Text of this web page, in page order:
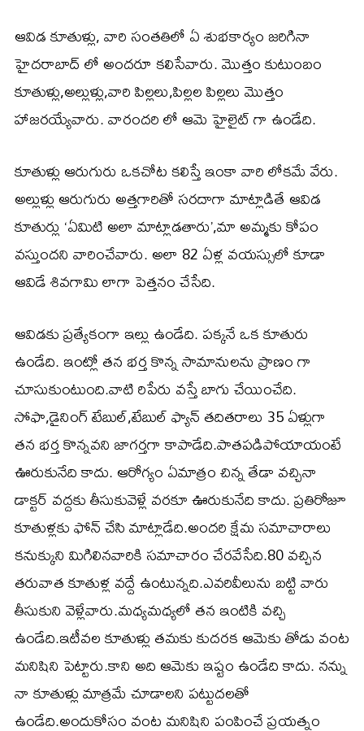
ఆవిడ కూతుళ్లు, వారి సంతతిలో ఏ శుభకార్యం జరిగినా
హైదరాబాద్ లో అందరూ కలిసేవారు. మొత్తం కుటుంబం
కూతుళ్లు,అల్లుళ్లు,వారి పిల్లలు,పిల్లల పిల్లలు మొత్తం
హాజరయ్యేవారు. వారందరి లో ఆమె హైలైట్ గా ఉండేది.
కూతుళ్లు ఆరుగురు ఒకచోట కలిస్తే ఇంకా వారి లోకమే వేరు.
అల్లుళ్లు ఆరుగురు అత్తగారితో సరదాగా మాట్లాడితే ఆవిడ
కూతుర్లు ‘ఏమిటి అలా మాట్లాడతారు’,మా అమ్మకు కోపం
వస్తుందని వారించేవారు. అలా 82 ఏళ్ల వయస్సులో కూడా
ఆవిడే శివగామి లాగా పెత్తనం చేసేది.
ఆవిడకు ప్రత్యేకంగా ఇల్లు ఉండేది. పక్కనే ఒక కూతురు
ఉండేది. ఇంట్లో తన భర్త కొన్న సామానులను ప్రాణం గా
చూసుకుంటుంది.వాటి రిపేరు వస్తే బాగు చేయించేది.
సోఫా,డైనింగ్ టేబుల్,టేబుల్ ఫ్యాన్ తదితరాలు 35 ఏళ్లుగా
తన భర్త కొన్నవని జాగర్తగా కాపాడేది.పాతపడిపోయాయంటే
ఊరుకునేది కాదు. ఆరోగ్యం ఏమాత్రం చిన్న తేడా వచ్చినా
డాక్టర్ వద్దకు తీసుకువెళ్లే వరకూ ఊరుకునేది కాదు. ప్రతిరోజూ
కూతుళ్లకు ఫోన్ చేసి మాట్లాడేది.అందరి క్షేమ సమాచారాలు
కనుక్కుని మిగిలినవారికి సమాచారం చేరవేసేది.80 వచ్చిన
తరువాత కూతుళ్ల వద్దే ఉంటున్నది.ఎవరివీలును బట్టి వారు
తీసుకుని వెళ్లేవారు.మధ్యమధ్యలో తన ఇంటికి వచ్చి
ఉండేది.ఇటీవల కూతుళ్లు తమకు కుదరక ఆమెకు తోడు వంట
మనిషిని పెట్టారు.కాని అది ఆమెకు ఇష్టం ఉండేది కాదు. నన్ను
నా కూతుళ్లు మాత్రమే చూడాలని పట్టుదలతో
ఉండేది.అందుకోసం వంట మనిషిని పంపించే ప్రయత్నం